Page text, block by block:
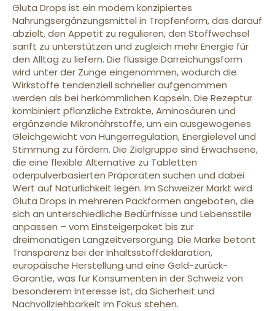
Gluta Drops ist ein modern konzipiertes
Nahrungsergänzungsmittel in Tropfenform, das darauf
abzielt, den Appetit zu regulieren, den Stoffwechsel
sanft zu unterstützen und zugleich mehr Energie für
den Alltag zu liefern. Die flüssige Darreichungsform
wird unter der Zunge eingenommen, wodurch die
Wirkstoffe tendenziell schneller aufgenommen
werden als bei herkömmlichen Kapseln. Die Rezeptur
kombiniert pflanzliche Extrakte, Aminosäuren und
ergänzende Mikronährstoffe, um ein ausgewogenes
Gleichgewicht von Hungerregulation, Energielevel und
Stimmung zu fördern. Die Zielgruppe sind Erwachsene,
die eine flexible Alternative zu Tabletten
oderpulverbasierten Präparaten suchen und dabei
Wert auf Natürlichkeit legen. Im Schweizer Markt wird
Gluta Drops in mehreren Packformen angeboten, die
sich an unterschiedliche Bedürfnisse und Lebensstile
anpassen – vom Einsteigerpaket bis zur
dreimonatigen Langzeitversorgung. Die Marke betont
Transparenz bei der Inhaltsstoffdeklaration,
europäische Herstellung und eine Geld-zurück-
Garantie, was für Konsumenten in der Schweiz von
besonderem Interesse ist, da Sicherheit und
Nachvollziehbarkeit im Fokus stehen.